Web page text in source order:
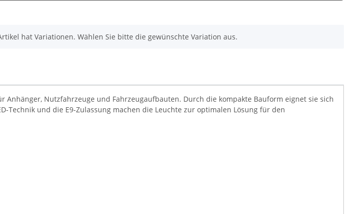
hat Variationen. Wählen Sie bitte die gewünschte Variation aus.
Anhänger, Nutzfahrzeuge und Fahrzeugaufbauten. Durch die kompakte Bauform eignet sie sich
Technik und die E9-Zulassung machen die Leuchte zur optimalen Lösung für den